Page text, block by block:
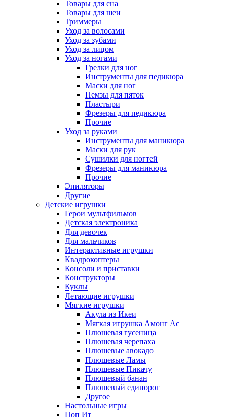
Товары для сна
Товары для шеи
Триммеры
Уход за волосами
Уход за зубами
Уход за лицом
Уход за ногами
Грелки для ног
Инструменты для педикюра
Маски для ног
Пемзы для пяток
Пластыри
Фрезеры для педикюра
Прочие
Уход за руками
Инструменты для маникюра
Маски для рук
Сушилки для ногтей
Фрезеры для маникюра
Прочие
Эпиляторы
Другие
Детские игрушки
Герои мультфильмов
Детская электроника
Для девочек
Для мальчиков
Интерактивные игрушки
Квадрокоптеры
Консоли и приставки
Конструкторы
Куклы
Летающие игрушки
Мягкие игрушки
Акула из Икеи
Мягкая игрушка Амонг Ас
Плюшевая гусеница
Плюшевая черепаха
Плюшевые авокадо
Плюшевые Ламы
Плюшевые Пикачу
Плюшевый банан
Плюшевый единорог
Другое
Настольные игры
Поп Ит